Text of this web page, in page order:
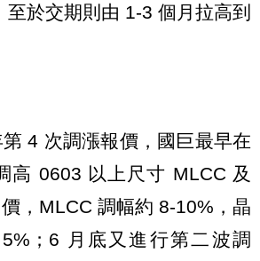
於交期則由 1-3 個月拉高到
4 次調漲報價，國巨最早在
高 0603 以上尺寸 MLCC 及
，MLCC 調幅約 8-10%，晶
；6 月底又進行第二波調